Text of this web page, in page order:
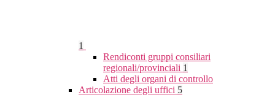
1
Rendiconti gruppi consiliari
regionali/provinciali 1
Atti degli organi di controllo
Articolazione degli uffici 5